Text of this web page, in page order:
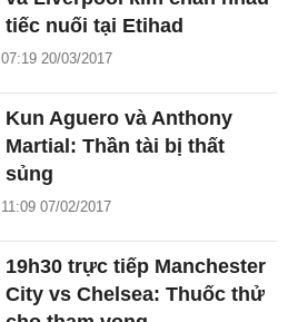
tiếc nuối tại Etihad
07:19 20/03/2017
Kun Aguero và Anthony
Martial: Thần tài bị thất
sủng
11:09 07/02/2017
19h30 trực tiếp Manchester
City vs Chelsea: Thuốc thử